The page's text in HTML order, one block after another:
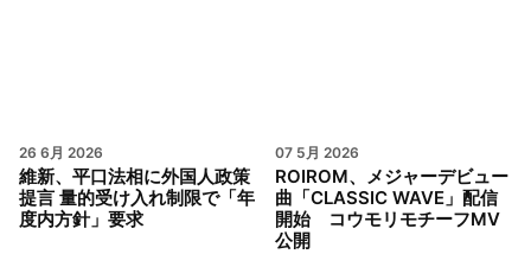
26 6月 2026
維新、平口法相に外国人政策
提言 量的受け入れ制限で「年
度内方針」要求
07 5月 2026
ROIROM、メジャーデビュー
曲「CLASSIC WAVE」配信
開始 コウモリモチーフMV
公開